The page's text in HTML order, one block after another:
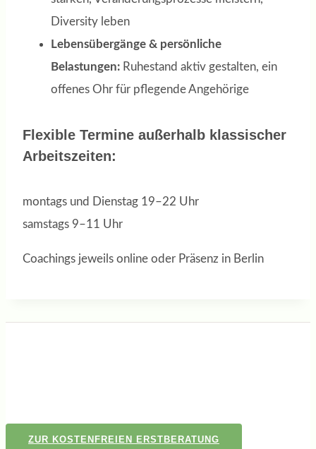
Diversity leben
Lebensübergänge & persönliche
Belastungen: Ruhestand aktiv gestalten, ein
offenes Ohr für pflegende Angehörige
Flexible Termine außerhalb klassischer
Arbeitszeiten:
montags und Dienstag 19–22 Uhr
samstags 9–11 Uhr
Coachings jeweils online oder Präsenz in Berlin
ZUR KOSTENFREIEN ERSTBERATUNG